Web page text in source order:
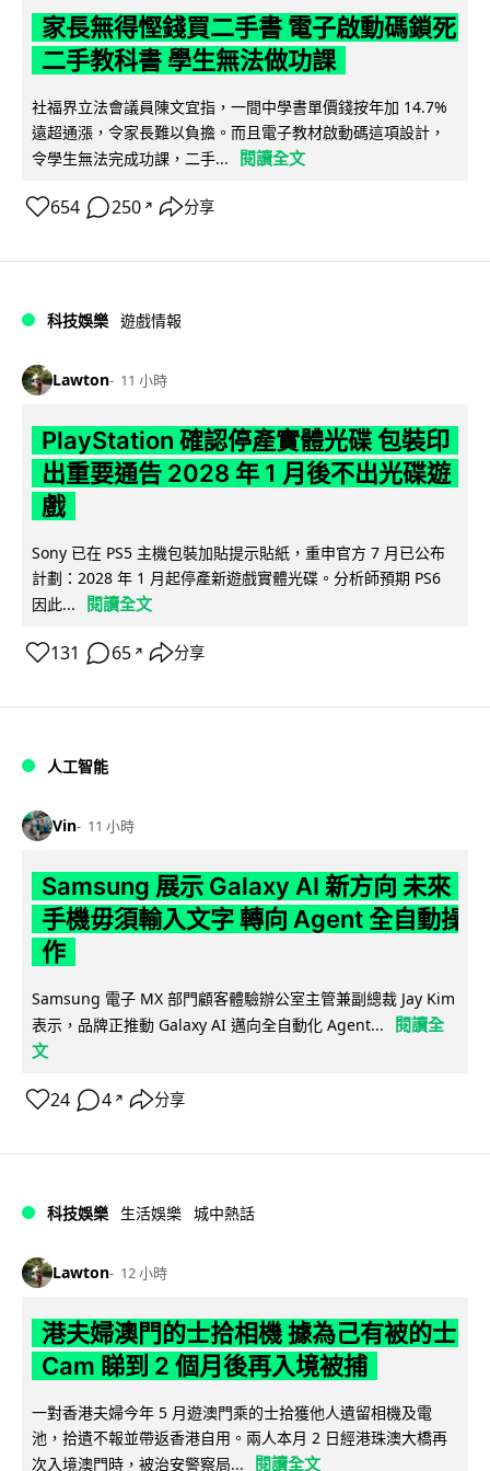
家長無得慳錢買二手書 電子啟動碼鎖死
二手教科書 學生無法做功課
社福界立法會議員陳文宜指，一間中學書單價錢按年加 14.7%
遠超通漲，令家長難以負擔。而且電子教材啟動碼這項設計，
令學生無法完成功課，二手...
閱讀全文
654 250 ↗ 分享
科技娛樂 遊戲情報
Lawton 11 小時
PlayStation 確認停產實體光碟 包裝印
出重要通告 2028 年 1 月後不出光碟遊
戲
Sony 已在 PS5 主機包裝加貼提示貼紙，重申官方 7 月已公布
計劃：2028 年 1 月起停產新遊戲實體光碟。分析師預期 PS6
因此...
閱讀全文
131 65 ↗ 分享
人工智能
Vin 11 小時
Samsung 展示 Galaxy AI 新方向 未來
手機毋須輸入文字 轉向 Agent 全自動操
作
Samsung 電子 MX 部門顧客體驗辦公室主管兼副總裁 Jay Kim
表示，品牌正推動 Galaxy AI 邁向全自動化 Agent...
閱讀全
文
24 4 ↗ 分享
科技娛樂 生活娛樂 城中熱話
Lawton 12 小時
港夫婦澳門的士拾相機 據為己有被的士
Cam 睇到 2 個月後再入境被捕
一對香港夫婦今年 5 月遊澳門乘的士拾獲他人遺留相機及電
池，拾遺不報並帶返香港自用。兩人本月 2 日經港珠澳大橋再
次入境澳門時，被治安警察局...
閱讀全文